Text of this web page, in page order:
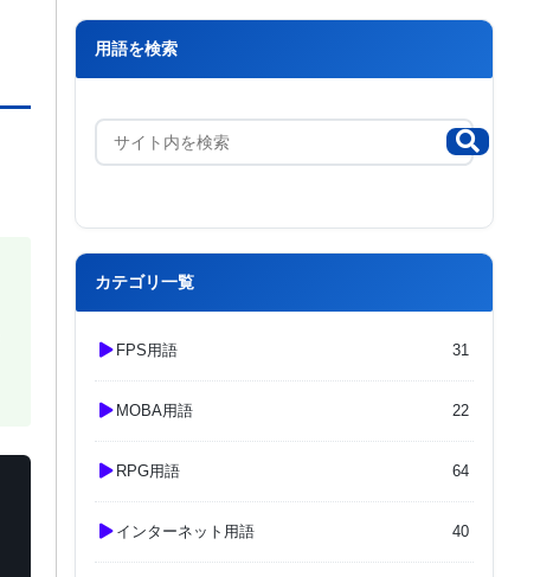
用語を検索
カテゴリ一覧
FPS用語 31
MOBA用語 22
RPG用語 64
インターネット用語 40